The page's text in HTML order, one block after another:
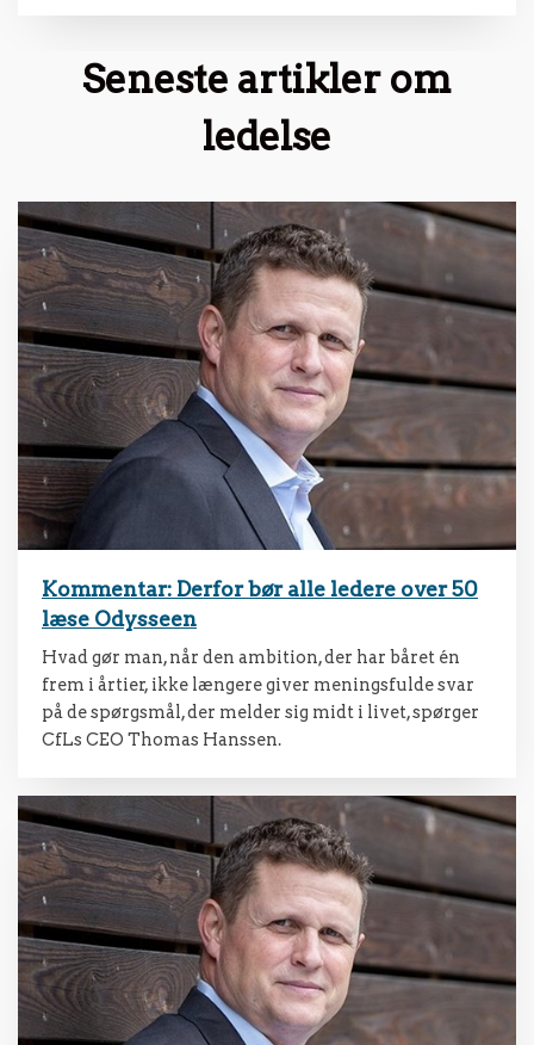
Seneste artikler om
ledelse
Kommentar: Derfor bør alle ledere over 50
læse Odysseen
Hvad gør man, når den ambition, der har båret én
frem i årtier, ikke længere giver meningsfulde svar
på de spørgsmål, der melder sig midt i livet, spørger
CfLs CEO Thomas Hanssen.